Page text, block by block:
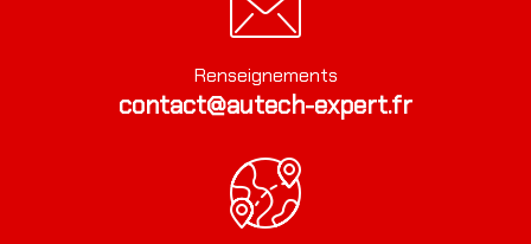
Renseignements
contact@autech-expert.fr